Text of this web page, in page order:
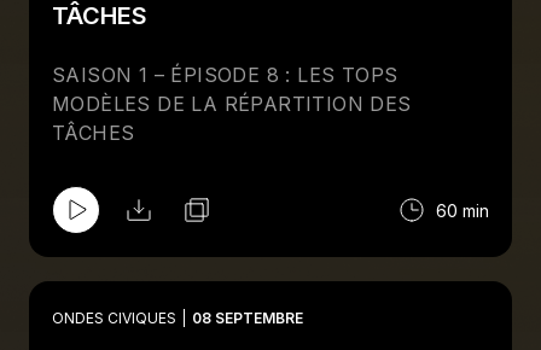
TÂCHES
SAISON 1 – ÉPISODE 8 : LES TOPS
MODÈLES DE LA RÉPARTITION DES
TÂCHES
60 min
ONDES CIVIQUES 08 SEPTEMBRE